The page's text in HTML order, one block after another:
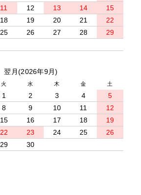
11 12 13 14
15
18 19 20 21
22
25 26 27 28
29
翌月(2026年9月)
火 水 木 金 土
1 2 3 4
5
8 9 10 11
12
15 16 17 18
19
22 23 24 25
26
29 30